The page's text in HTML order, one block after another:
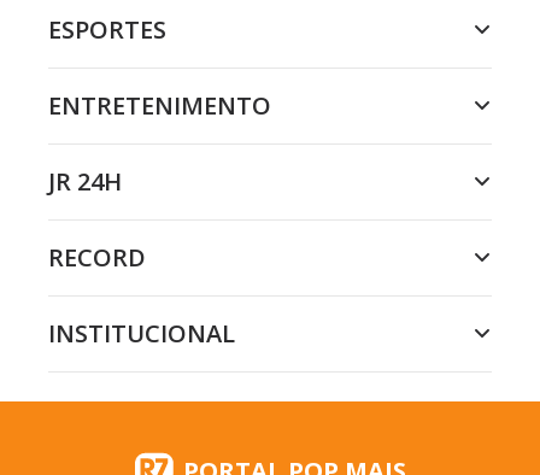
ESPORTES
ENTRETENIMENTO
JR 24H
RECORD
INSTITUCIONAL